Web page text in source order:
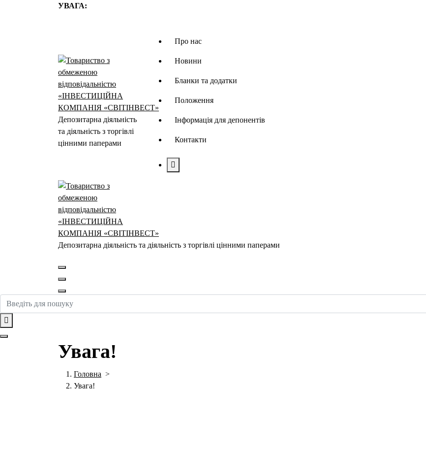
УВАГА:
Депозитарна діяльність
та діяльність з торгівлі
цінними паперами
Про нас
Новини
Бланки та додатки
Положення
Інформація для депонентів
Контакти
Депозитарна діяльність та діяльність з торгівлі цінними паперами
Увага!
Головна >
Увага!